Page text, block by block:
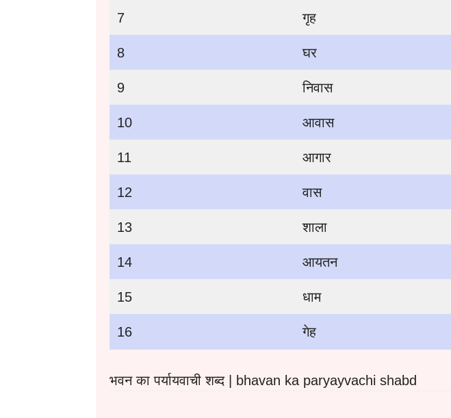
7 गृह
8 घर
9 निवास
10 आवास
11 आगार
12 वास
13 शाला
14 आयतन
15 धाम
16 गेह
भवन का पर्यायवाची शब्द | bhavan ka paryayvachi shabd